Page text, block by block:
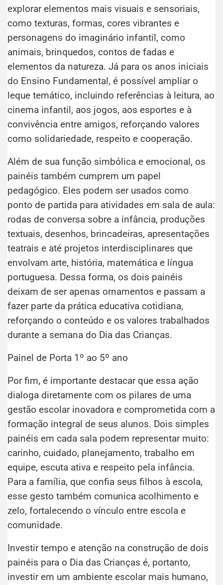
explorar elementos mais visuais e sensoriais,
como texturas, formas, cores vibrantes e
personagens do imaginário infantil, como
animais, brinquedos, contos de fadas e
elementos da natureza. Já para os anos iniciais
do Ensino Fundamental, é possível ampliar o
leque temático, incluindo referências à leitura, ao
cinema infantil, aos jogos, aos esportes e à
convivência entre amigos, reforçando valores
como solidariedade, respeito e cooperação.
Além de sua função simbólica e emocional, os
painéis também cumprem um papel
pedagógico. Eles podem ser usados como
ponto de partida para atividades em sala de aula:
rodas de conversa sobre a infância, produções
textuais, desenhos, brincadeiras, apresentações
teatrais e até projetos interdisciplinares que
envolvam arte, história, matemática e língua
portuguesa. Dessa forma, os dois painéis
deixam de ser apenas ornamentos e passam a
fazer parte da prática educativa cotidiana,
reforçando o conteúdo e os valores trabalhados
durante a semana do Dia das Crianças.
Painel de Porta 1º ao 5º ano
Por fim, é importante destacar que essa ação
dialoga diretamente com os pilares de uma
gestão escolar inovadora e comprometida com a
formação integral de seus alunos. Dois simples
painéis em cada sala podem representar muito:
carinho, cuidado, planejamento, trabalho em
equipe, escuta ativa e respeito pela infância.
Para a família, que confia seus filhos à escola,
esse gesto também comunica acolhimento e
zelo, fortalecendo o vínculo entre escola e
comunidade.
Investir tempo e atenção na construção de dois
painéis para o Dia das Crianças é, portanto,
investir em um ambiente escolar mais humano,